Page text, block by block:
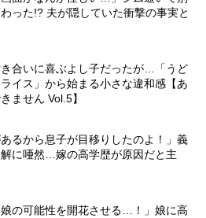
った!? 夫が隠していた衝撃の事実と
合いに喜ぶよし子だったが…「うど
イス」から始まる小さな違和感【あ
ません Vol.5】
あるから息子が目移りしたのよ！」義
に唖然…嫁の高学歴が原因だと主
娘の可能性を開花させる…！」娘に高